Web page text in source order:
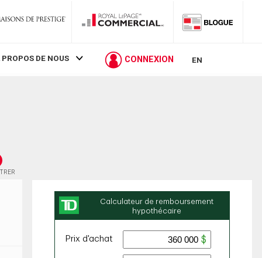
PROPOS DE NOUS CONNEXION EN